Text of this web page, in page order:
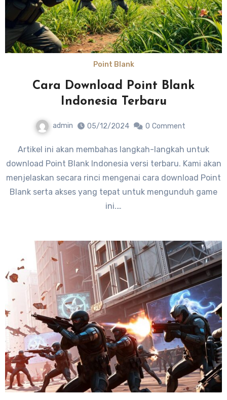
Point Blank
Cara Download Point Blank
Indonesia Terbaru
admin 05/12/2024 0 Comment
Artikel ini akan membahas langkah-langkah untuk
download Point Blank Indonesia versi terbaru. Kami akan
menjelaskan secara rinci mengenai cara download Point
Blank serta akses yang tepat untuk mengunduh game
ini.…